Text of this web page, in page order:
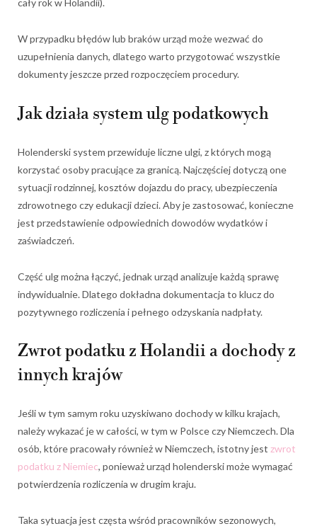
cały rok w Holandii).
W przypadku błędów lub braków urząd może wezwać do
uzupełnienia danych, dlatego warto przygotować wszystkie
dokumenty jeszcze przed rozpoczęciem procedury.
Jak działa system ulg podatkowych
Holenderski system przewiduje liczne ulgi, z których mogą
korzystać osoby pracujące za granicą. Najczęściej dotyczą one
sytuacji rodzinnej, kosztów dojazdu do pracy, ubezpieczenia
zdrowotnego czy edukacji dzieci. Aby je zastosować, konieczne
jest przedstawienie odpowiednich dowodów wydatków i
zaświadczeń.
Część ulg można łączyć, jednak urząd analizuje każdą sprawę
indywidualnie. Dlatego dokładna dokumentacja to klucz do
pozytywnego rozliczenia i pełnego odzyskania nadpłaty.
Zwrot podatku z Holandii a dochody z
innych krajów
Jeśli w tym samym roku uzyskiwano dochody w kilku krajach,
należy wykazać je w całości, w tym w Polsce czy Niemczech. Dla
osób, które pracowały również w Niemczech, istotny jest zwrot
podatku z Niemiec, ponieważ urząd holenderski może wymagać
potwierdzenia rozliczenia w drugim kraju.
Taka sytuacja jest częsta wśród pracowników sezonowych,